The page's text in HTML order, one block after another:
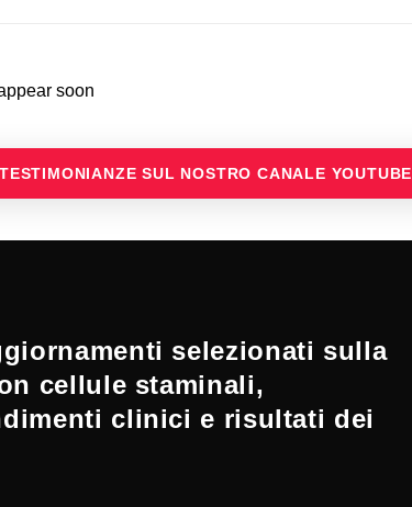
soon
SUL NOSTRO CANALE YOUTUBE
selezionati sulla
cellule staminali,
clinici e risultati dei